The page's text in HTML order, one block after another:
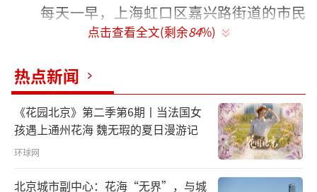
每天一早，上海虹口区嘉兴路街道的市民
驿站就热闹起来，老人们在这儿可以享受到康
服务。
2018年，习近平总书记在上海考察时，曾
走进这家市民驿站。总书记指出，我国已经进
入老龄社会，让老年人老有所养、生活幸福、
健康长寿是我们的共同愿望。
点击查看全文(剩余84%)
热点新闻
《花园北京》第二季第6期丨当法国女
孩遇上通州花海 魏无瑕的夏日漫游记
环球网
北京城市副中心：花海“无界”，与城